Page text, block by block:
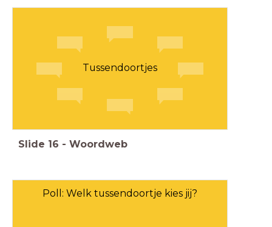
Tussendoortjes
Slide 16 - Woordweb
Poll: Welk tussendoortje kies jij?